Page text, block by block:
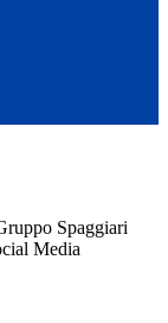
Spaggiari
Media